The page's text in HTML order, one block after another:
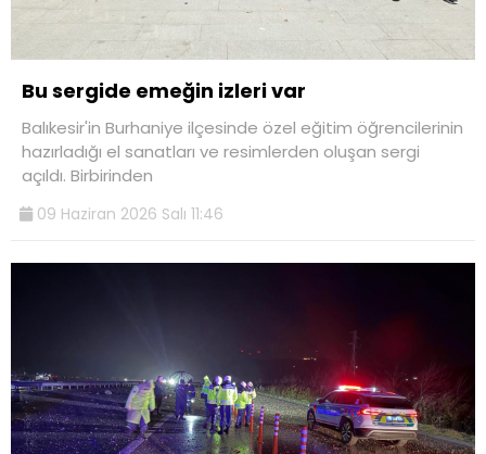
Bu sergide emeğin izleri var
Balıkesir'in Burhaniye ilçesinde özel eğitim öğrencilerinin
hazırladığı el sanatları ve resimlerden oluşan sergi
açıldı. Birbirinden
09 Haziran 2026 Salı 11:46